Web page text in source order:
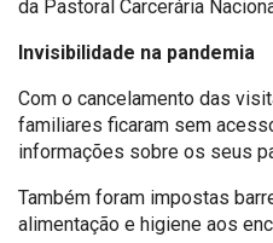
da Pastoral Carcerária
Invisibilidade na pandemia
Com o cancelamento das
familiares ficaram sem
informações sobre os seus
Também foram impostas
alimentação e higiene aos